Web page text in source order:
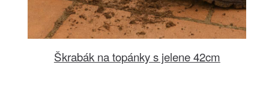
Škrabák na topánky s jelene 42cm